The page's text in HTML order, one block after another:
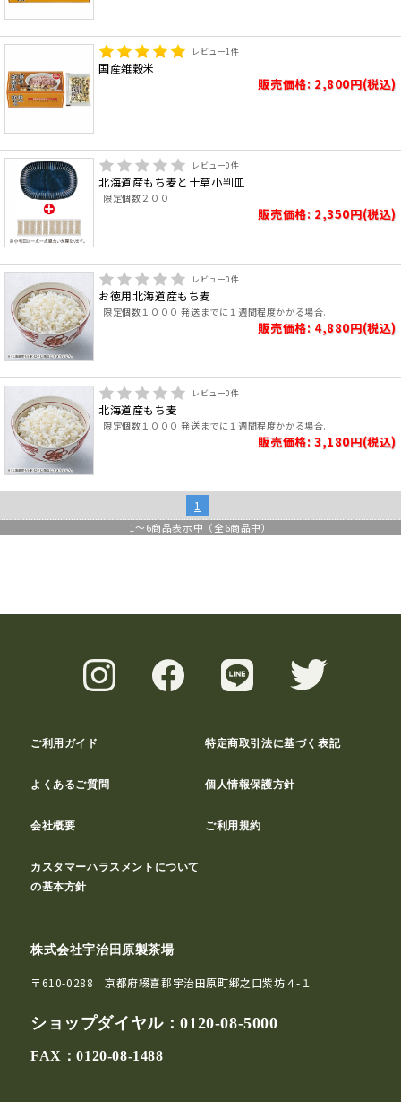
レビュー1件
国産雑穀米
販売価格: 2,800円(税込)
レビュー0件
北海道産もち麦と十草小判皿
限定個数２００
販売価格: 2,350円(税込)
レビュー0件
お徳用北海道産もち麦
限定個数１０００ 発送までに１週間程度かかる場合..
販売価格: 4,880円(税込)
レビュー0件
北海道産もち麦
限定個数１０００ 発送までに１週間程度かかる場合..
販売価格: 3,180円(税込)
1
1 ～6商品表示中（全6商品中）
ご利用ガイド 特定商取引法に基づく表記
よくあるご質問 個人情報保護方針
会社概要 ご利用規約
カスタマーハラスメントについて
の基本方針
株式会社宇治田原製茶場
〒610-0288 京都府綴喜郡宇治田原町郷之口紫坊４-１
ショップダイヤル：0120-08-5000
FAX：0120-08-1488